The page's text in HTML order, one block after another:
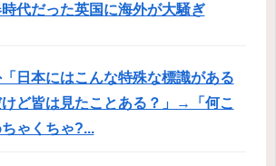
代だった英国に海外が大騒ぎ
日本にはこんな特殊な標識がある
けど皆は見たことある？」→「何こ
ゃくちゃ?...